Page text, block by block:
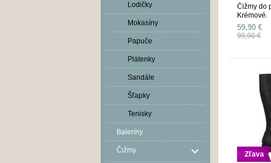
Lodičky
Mokasíny
Papuče
Plátenky
Sandále
Šľapky
Tenisky
Baleríny
Čižmy
Čižmy do
Krémové.
59,90 €
99,90 €
Zľava